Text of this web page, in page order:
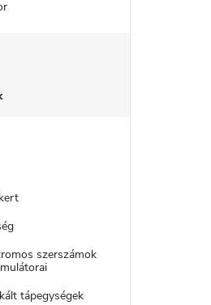
szerszámok
tápegységek